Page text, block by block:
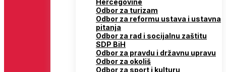
Hercegovine
Odbor za turizam
Odbor za reformu ustava i ustavna
pitanja
Odbor za rad i socijalnu zaštitu
SDP BiH
Odbor za pravdu i državnu upravu
Odbor za okoliš
Odbor za sport i kulturu